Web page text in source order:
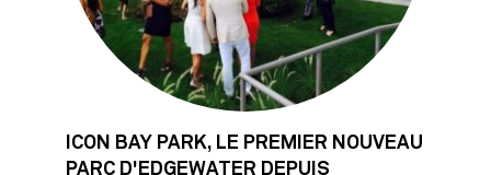
ICON BAY PARK, LE PREMIER NOUVEAU
PARC D'EDGEWATER DEPUIS